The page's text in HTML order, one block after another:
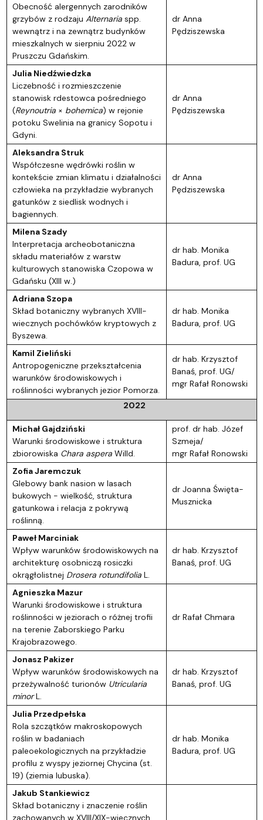
Obecność alergennych zarodników
grzybów z rodzaju Alternariaspp.
wewnątrz i na zewnątrz budynków
mieszkalnych w sierpniu 2022 w
Pruszczu Gdańskim.
dr Anna
Pędziszewska
Julia Niedźwiedzka
Liczebność i rozmieszczenie
stanowisk rdestowca pośredniego
(Reynoutria× bohemica) w rejonie
potoku Swelinia na granicy Sopotu i
Gdyni.
dr Anna
Pędziszewska
Aleksandra Struk
Współczesne wędrówki roślin w
kontekście zmian klimatu i działalności
człowieka na przykładzie wybranych
gatunków z siedlisk wodnych i
bagiennych.
dr Anna
Pędziszewska
Milena Szady
Interpretacja archeobotaniczna
składu materiałów z warstw
kulturowych stanowiska Czopowa w
Gdańsku (XIII w.)
dr hab. Monika
Badura, prof. UG
Adriana Szopa
Skład botaniczny wybranych XVIII-
wiecznych pochówków kryptowych z
Byszewa.
dr hab. Monika
Badura, prof. UG
Kamil Zieliński
Antropogeniczne przekształcenia
warunków środowiskowych i
roślinności wybranych jezior Pomorza.
dr hab. Krzysztof
Banaś, prof. UG/
mgr Rafał Ronowski
2022
Michał Gajdziński
Warunki środowiskowe i struktura
zbiorowiska Chara asperaWilld.
prof. dr hab. Józef
Szmeja/
mgr Rafał Ronowski
Zofia Jaremczuk
Glebowy bank nasion w lasach
bukowych - wielkość, struktura
gatunkowa i relacja z pokrywą
roślinną.
dr Joanna Święta-
Musznicka
Paweł Marciniak
Wpływ warunków środowiskowych na
architekturę osobniczą rosiczki
okrągłolistnej Drosera rotundifoliaL.
dr hab. Krzysztof
Banaś, prof. UG
Agnieszka Mazur
Warunki środowiskowe i struktura
roślinności w jeziorach o różnej trofii
na terenie Zaborskiego Parku
Krajobrazowego.
dr Rafał Chmara
Jonasz Pakizer
Wpływ warunków środowiskowych na
przeżywalność turionów Utricularia
minorL.
dr hab. Krzysztof
Banaś, prof. UG
Julia Przedpełska
Rola szczątków makroskopowych
roślin w badaniach
paleoekologicznych na przykładzie
profilu z wyspy jeziornej Chycina (st.
19) (ziemia lubuska).
dr hab. Monika
Badura, prof. UG
Jakub Stankiewicz
Skład botaniczny i znaczenie roślin
zachowanych w XVIII/XIX-wiecznych